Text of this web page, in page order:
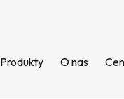
Produkty O nas